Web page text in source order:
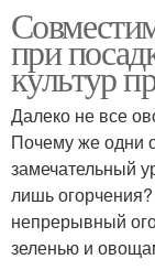
при
культур
Далеко не все
Почему же одни
замечательный
лишь
непрерывный
зеленью и